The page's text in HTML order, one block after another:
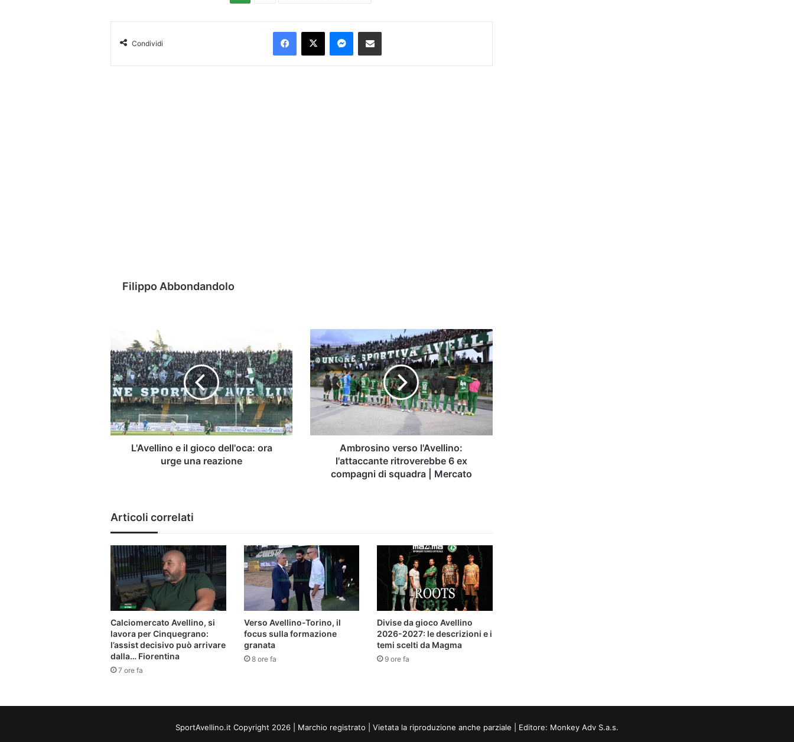
Condividi
Facebook
X Messenger
Condividi via Email
Filippo Abbondandolo
il
gioco
dell'oca:
ora
urge
una
reazione
L'Avellino e il gioco dell'oca: ora
urge una reazione
Ambrosino
verso
l'Avellino:
l'attaccante
ritroverebbe
6
ex
compagni
di
Mercato
Ambrosino verso l'Avellino:
l'attaccante ritroverebbe 6 ex
compagni di squadra | Mercato
Articoli correlati
Calciomercato Avellino, si
lavora per Cinquegrano:
l’assist decisivo può arrivare
dalla… Fiorentina
7 ore fa
Verso Avellino-Torino, il
focus sulla formazione
granata
8 ore fa
Divise da gioco Avellino
2026-2027: le descrizioni e i
temi scelti da Magma
9 ore fa
SportAvellino.it Copyright 2026 | Marchio registrato | Vietata la riproduzione anche parziale | Editore: Monkey Adv S.a.s.